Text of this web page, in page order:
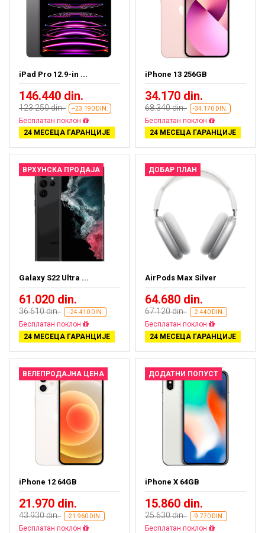
iPad Pro 12.9-in ...
146.440 din.
123.250 din. --23.190 DIN.
Бесплатан поклон
24 МЕСЕЦА ГАРАНЦИЈЕ
iPhone 13 256GB
34.170 din.
68.340 din. -34.170 DIN.
Бесплатан поклон
24 МЕСЕЦА ГАРАНЦИЈЕ
ВРХУНСКА ПРОДАЈА
Galaxy S22 Ultra ...
61.020 din.
36.610 din. --24.410 DIN.
Бесплатан поклон
24 МЕСЕЦА ГАРАНЦИЈЕ
ДОБАР ПЛАН
AirPods Max Silver
64.680 din.
67.120 din. -2.440 DIN.
Бесплатан поклон
24 МЕСЕЦА ГАРАНЦИЈЕ
ВЕЛЕПРОДАЈНА ЦЕНА
iPhone 12 64GB
21.970 din.
43.930 din. -21.960 DIN.
Бесплатан поклон
ДОДАТНИ ПОПУСТ
iPhone X 64GB
15.860 din.
25.630 din. -9.770 DIN.
Бесплатан поклон